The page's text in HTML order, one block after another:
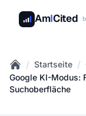
AmICited
Home
/ Startseite /
Google KI-Modus:
Suchoberfläche